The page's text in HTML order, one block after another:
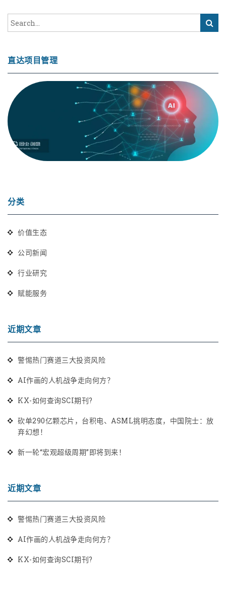
直达项目管理
分类
价值生态
公司新闻
行业研究
赋能服务
近期文章
警惕热门赛道三大投资风险
AI作画的人机战争走向何方？
KX-如何查询SCI期刊?
砍单290亿颗芯片，台积电、ASML挑明态度，中国院士：放
弃幻想！
新一轮“宏观超级周期”即将到来！
近期文章
警惕热门赛道三大投资风险
AI作画的人机战争走向何方？
KX-如何查询SCI期刊?